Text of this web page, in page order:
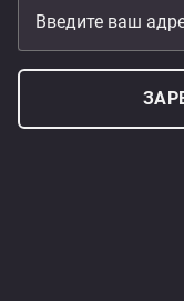
Введите ваш